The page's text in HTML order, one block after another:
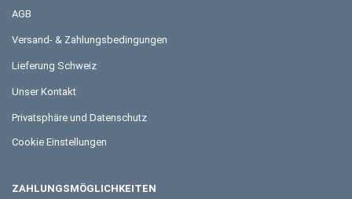
AGB
Versand- & Zahlungsbedingungen
Lieferung Schweiz
Unser Kontakt
Privatsphäre und Datenschutz
Cookie Einstellungen
ZAHLUNGSMÖGLICHKEITEN